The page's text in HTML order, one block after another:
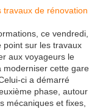
ce vendredi,
point sur les travaux
aux voyageurs le
moderniser cette gare
ci a démarré
phase, autour
mécaniques et fixes,